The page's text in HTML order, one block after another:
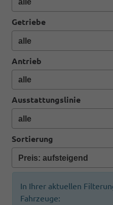
Getriebe
Antrieb
Ausstattungslinie
Sortierung
In Ihrer aktuellen
Fahrzeuge: